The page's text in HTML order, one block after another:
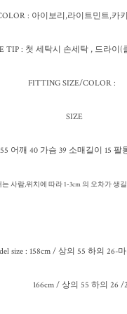
: 아이보리,라이트민트,카
TIP : 첫 세탁시 손세탁 , 드라이(
FITTING SIZE/COLOR :
SIZE
어깨 40 가슴 39 소매길이 15 팔
사람,위치에 따라 1-3cm 의 오차가 생
size : 158cm / 상의 55 하의 26-
166cm / 상의 55 하의 26 /